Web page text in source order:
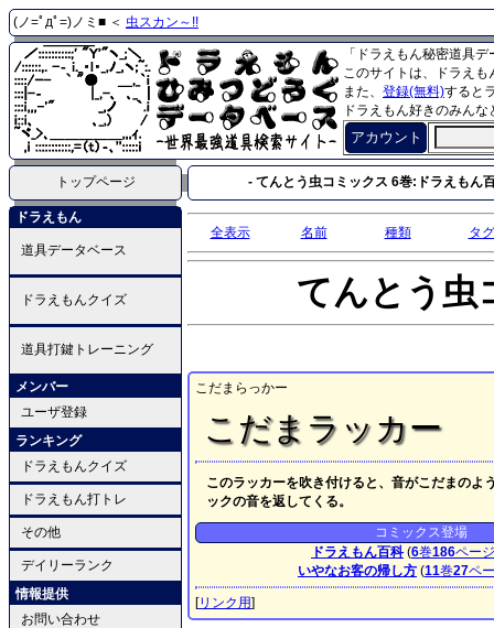
(ノ=ﾟдﾟ=)ノミ■ ＜ 虫スカン～!!
「ドラえもん秘密道具
このサイトは、ドラえ
また、 登録(無料)すると
ドラえもん好きのみん
アカウント
トップページ - てんとう虫コミックス 6巻:ドラえもん
ドラえもん
道具データベース
ドラえもんクイズ
道具打鍵トレーニング
メンバー
ユーザ登録
ランキング
ドラえもんクイズ
ドラえもん打トレ
その他
デイリーランク
情報提供
お問い合わせ
全表示 名前 種類 タグ
てんとう虫
こだまらっかー
こだまラッカー
このラッカーを吹き付けると、音がこだまのよ
ックの音を返してくる。
コミックス登場
ドラえもん百科(6巻186ページ
いやなお客の帰し方 (11巻27ペ
[リンク用]